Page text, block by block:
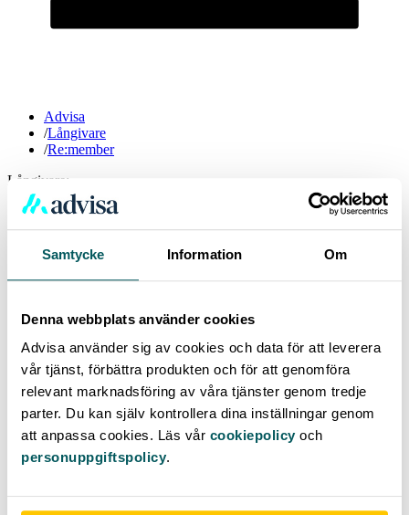
Samtycke Information Om
Denna webbplats använder cookies
Advisa använder sig av cookies och data för att leverera
vår tjänst, förbättra produkten och för att genomföra
relevant marknadsföring av våra tjänster genom tredje
parter. Du kan själv kontrollera dina inställningar genom
att anpassa cookies. Läs vår cookiepolicyoch
personuppgiftspolicy.
Advisa
/Långivare
/Re:member
Långivare:
Re:member
Långivaren re:member erbjuder lån och moderna, innovativa
Erbjuder Re:member privatlån?